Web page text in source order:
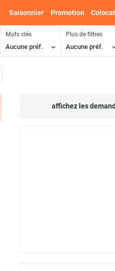
Saisonnier Promotion
Mots clés
Aucune préf.
Plus de filtres
Aucune préf.
affichez les